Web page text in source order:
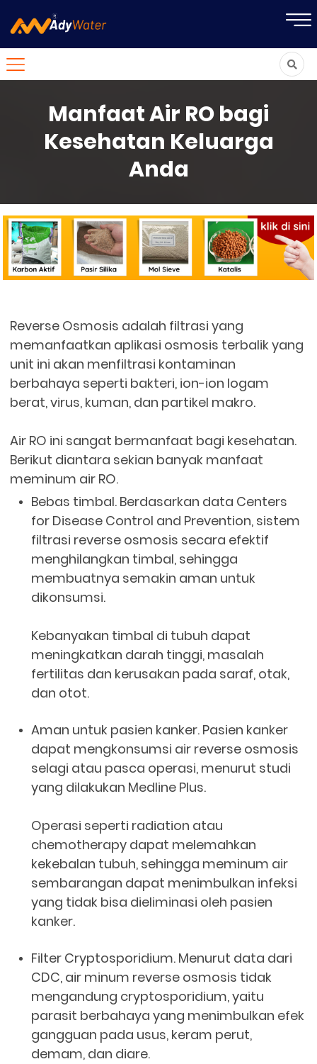
Manfaat Air RO bagi
Kesehatan Keluarga
Anda
Reverse Osmosis adalah filtrasi yang
memanfaatkan aplikasi osmosis terbalik yang
unit ini akan menfiltrasi kontaminan
berbahaya seperti bakteri, ion-ion logam
berat, virus, kuman, dan partikel makro.
Air RO ini sangat bermanfaat bagi kesehatan.
Berikut diantara sekian banyak manfaat
meminum air RO.
Bebas timbal. Berdasarkan data Centers
for Disease Control and Prevention, sistem
filtrasi reverse osmosis secara efektif
menghilangkan timbal, sehingga
membuatnya semakin aman untuk
dikonsumsi.
Kebanyakan timbal di tubuh dapat
meningkatkan darah tinggi, masalah
fertilitas dan kerusakan pada saraf, otak,
dan otot.
Aman untuk pasien kanker. Pasien kanker
dapat mengkonsumsi air reverse osmosis
selagi atau pasca operasi, menurut studi
yang dilakukan Medline Plus.
Operasi seperti radiation atau
chemotherapy dapat melemahkan
kekebalan tubuh, sehingga meminum air
sembarangan dapat menimbulkan infeksi
yang tidak bisa dieliminasi oleh pasien
kanker.
Filter Cryptosporidium. Menurut data dari
CDC, air minum reverse osmosis tidak
mengandung cryptosporidium, yaitu
parasit berbahaya yang menimbulkan efek
gangguan pada usus, keram perut,
demam, dan diare.